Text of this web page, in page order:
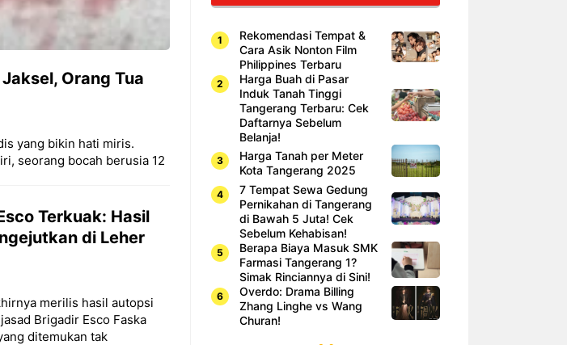
Orang Tua
yang bikin hati miris.
seorang bocah berusia 12
Terkuak: Hasil
di Leher
merilis hasil autopsi
Brigadir Esco Faska
ditemukan tak
Rekomendasi Tempat &
Cara Asik Nonton Film
Philippines Terbaru
Harga Buah di Pasar
Induk Tanah Tinggi
Tangerang Terbaru: Cek
Daftarnya Sebelum
Belanja!
Harga Tanah per Meter
Kota Tangerang 2025
7 Tempat Sewa Gedung
Pernikahan di Tangerang
di Bawah 5 Juta! Cek
Sebelum Kehabisan!
Berapa Biaya Masuk SMK
Farmasi Tangerang 1?
Simak Rinciannya di Sini!
Overdo: Drama Billing
Zhang Linghe vs Wang
Churan!